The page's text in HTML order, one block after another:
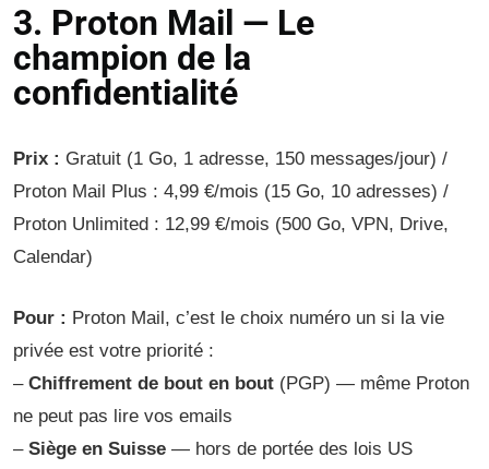
3. Proton Mail — Le
champion de la
confidentialité
Prix : Gratuit (1 Go, 1 adresse, 150 messages/jour) /
Proton Mail Plus : 4,99 €/mois (15 Go, 10 adresses) /
Proton Unlimited : 12,99 €/mois (500 Go, VPN, Drive,
Calendar)
Pour : Proton Mail, c’est le choix numéro un si la vie
privée est votre priorité :
– Chiffrement de bout en bout (PGP) — même Proton
ne peut pas lire vos emails
– Siège en Suisse — hors de portée des lois US